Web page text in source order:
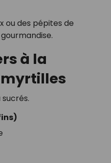
ou des pépites de
à la